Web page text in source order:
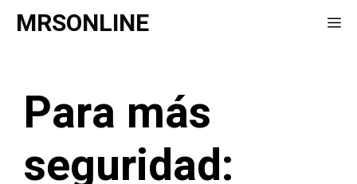
Saltar
MRSONLINE
Para más
seguridad: